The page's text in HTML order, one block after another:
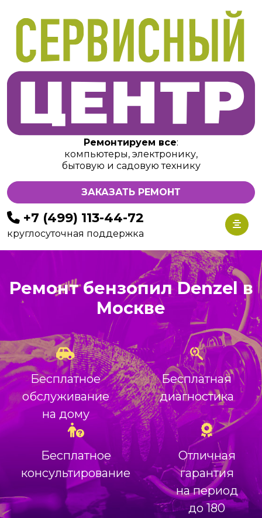
Ремонтируем все:
компьютеры, электронику,
бытовую и садовую технику
ЗАКАЗАТЬ РЕМОНТ
+7 (499) 113-44-72
круглосуточная поддержка
Ремонт бензопил Denzel в
Москве
Бесплатное
обслуживание
на дому
Бесплатная
диагностика
Бесплатное
консультирование
Отличная
гарантия
на период
до 180